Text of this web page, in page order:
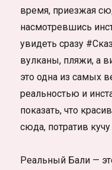
время, приезжая
насмотревшись
увидеть сразу
вулканы, пляжи, а
это одна из самых
реальностью и
показать, что
сюда, потратив
Реальный Бали —